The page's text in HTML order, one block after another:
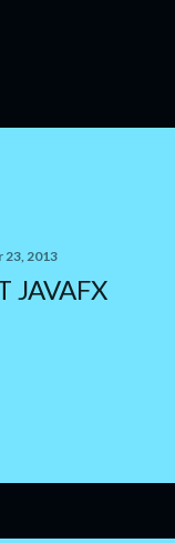
2013
JAVAFX